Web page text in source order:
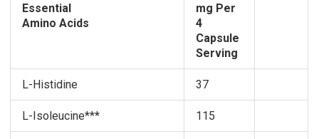
Essential
Amino Acids
mg Per
4
Capsule
Serving
L-Histidine 37
L-Isoleucine*** 115